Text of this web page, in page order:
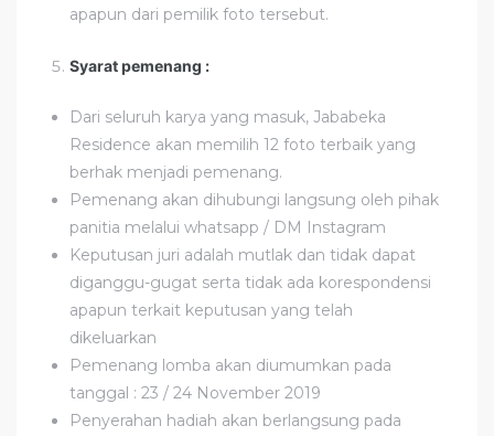
apapun dari pemilik foto tersebut.
Syarat pemenang :
Dari seluruh karya yang masuk, Jababeka
Residence akan memilih 12 foto terbaik yang
berhak menjadi pemenang.
Pemenang akan dihubungi langsung oleh pihak
panitia melalui whatsapp / DM Instagram
Keputusan juri adalah mutlak dan tidak dapat
diganggu-gugat serta tidak ada korespondensi
apapun terkait keputusan yang telah
dikeluarkan
Pemenang lomba akan diumumkan pada
tanggal : 23 / 24 November 2019
Penyerahan hadiah akan berlangsung pada